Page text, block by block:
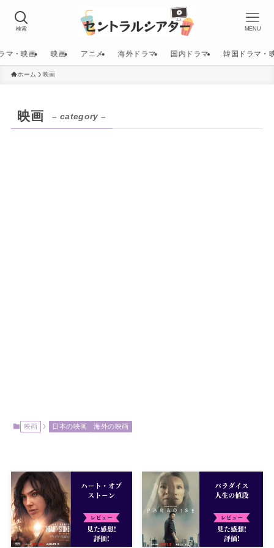
検索 MENU
マ・映画 映画 アニメ 海外ドラマ 国内ドラマ 韓国ドラマ・
ホーム 映画
映画 – category –
映画 日本の映画 海外の映画